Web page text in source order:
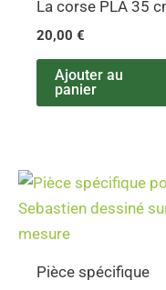
La corse PLA 35
20,00€
Ajouter au
panier
Pièce spécifique